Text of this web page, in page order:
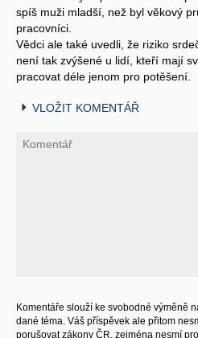
spíš muži mladší, než byl věkový
pracovníci.
Vědci ale také uvedli, že riziko
není tak zvýšené u lidí, kteří mají
pracovat déle jenom pro potěšení.
VLOŽIT KOMENTÁŘ
Komentáře slouží ke svobodné výměně
dané téma. Váš příspěvek ale přitom
porušovat zákony ČR, zejména nesmí